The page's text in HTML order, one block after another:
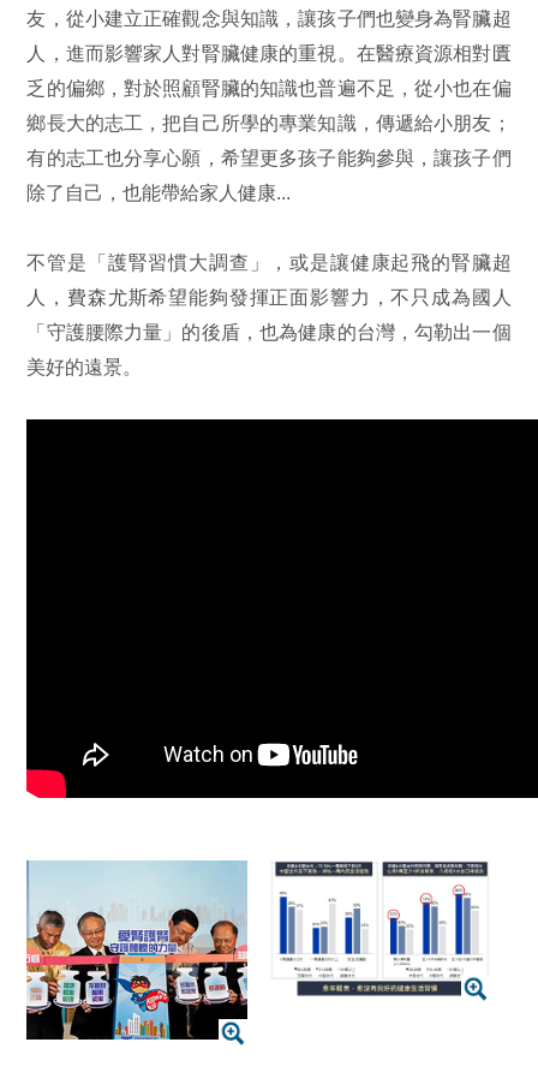
友，從小建立正確觀念與知識，讓孩子們也變身為腎臟超
人，進而影響家人對腎臟健康的重視。在醫療資源相對匱
乏的偏鄉，對於照顧腎臟的知識也普遍不足，從小也在偏
鄉長大的志工，把自己所學的專業知識，傳遞給小朋友；
有的志工也分享心願，希望更多孩子能夠參與，讓孩子們
除了自己，也能帶給家人健康...
不管是「護腎習慣大調查」，或是讓健康起飛的腎臟超
人，費森尤斯希望能夠發揮正面影響力，不只成為國人
「守護腰際力量」的後盾，也為健康的台灣，勾勒出一個
美好的遠景。